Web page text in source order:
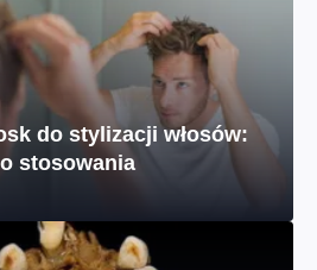
do stylizacji włosów:
stosowania